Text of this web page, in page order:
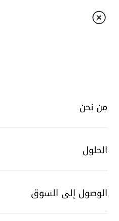
من نحن
الحلول
الوصول إلى السوق